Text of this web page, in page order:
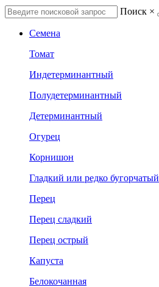
Поиск ×
Семена
Томат
Индетерминантный
Полудетерминантный
Детерминантный
Огурец
Корнишон
Гладкий или редко бугорчатый
Перец
Перец сладкий
Перец острый
Капуста
Белокочанная